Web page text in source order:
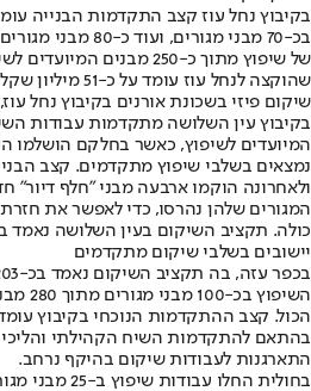
בכ-70 מבני מגורים,
של שיפוץ מתוך כ-250 מבנים
שהוקצה לנחל עוז עומד על כ-51 מיליון שקלים.
שיקום פיזי בשכונת אורנים בקיבוץ נחל
המיועדים לשיפוץ, כאשר בחלקם הושלמו
ולאחרונה הוקמו ארבעה מבני "חלף
המגורים שלהן נהרסו, כדי לאפשר את
כולה. תקציב השיקום בעין השלושה נאמד בכ-18 מיליון
יישובים בשלבי שיקום מתקדמים
בהתאם להתקדמות השיח הקהילתי והליכי
התארגנות לעבודות שיקום בהיקף נרחב.